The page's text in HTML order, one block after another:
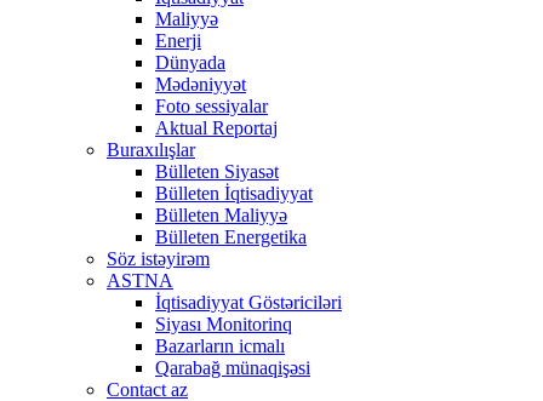
Maliyyə
Enerji
Dünyada
Mədəniyyət
Foto sessiyalar
Aktual Reportaj
Buraxılışlar
Bülleten Siyasət
Bülleten İqtisadiyyat
Bülleten Maliyyə
Bülleten Energetika
Söz istəyirəm
ASTNA
İqtisadiyyat Göstəriciləri
Siyası Monitorinq
Bazarların icmalı
Qarabağ münaqişəsi
Contact az